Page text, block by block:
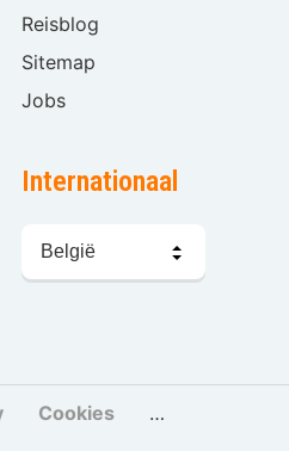
Reisblog
Sitemap
Jobs
Internationaal
kiezen
Cookies Cookies